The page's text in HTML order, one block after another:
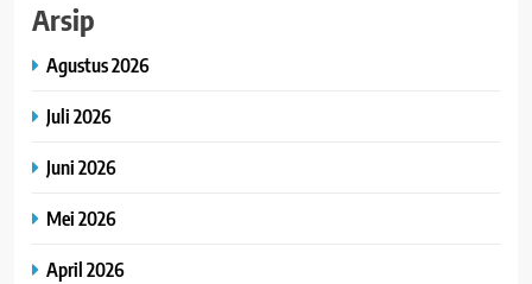
Arsip
Agustus 2026
Juli 2026
Juni 2026
Mei 2026
April 2026